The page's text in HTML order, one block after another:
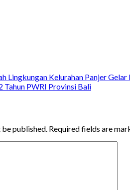
Lingkungan Kelurahan Panjer
Tahun PWRI Provinsi Bali
published. Required fields are